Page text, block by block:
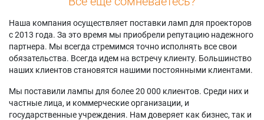
Наша компания осуществляет поставки ламп для проекторов
с 2013 года. За это время мы приобрели репутацию надежного
партнера. Мы всегда стремимся точно исполнять все свои
обязательства. Всегда идем на встречу клиенту. Большинство
наших клиентов становятся нашими постоянными клиентами.
Мы поставили лампы для более 20 000 клиентов. Среди них и
частные лица, и коммерческие организации, и
государственные учреждения. Нам доверяет как бизнес, так и